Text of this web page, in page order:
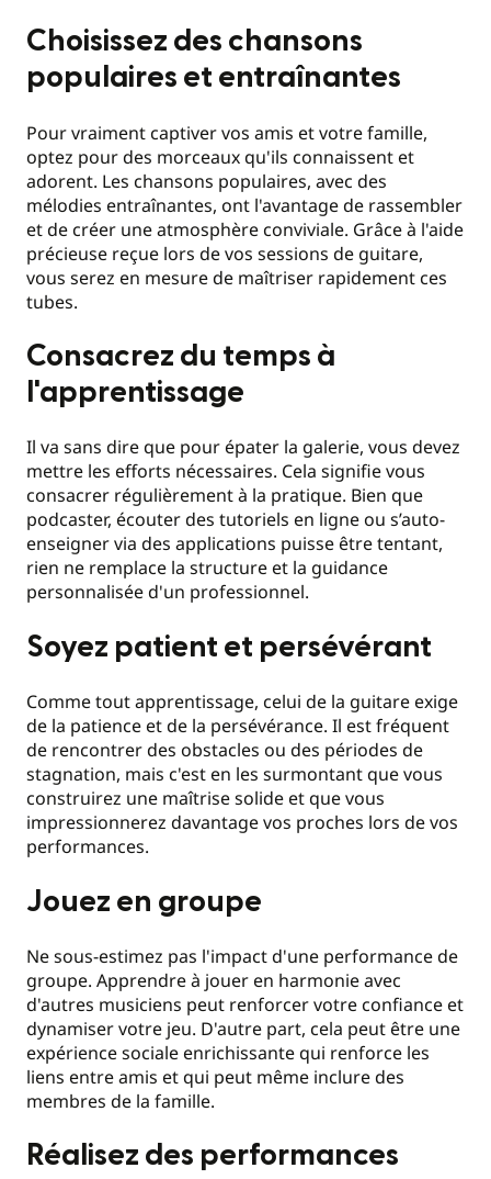
Choisissez des chansons
populaires et entraînantes
Pour vraiment captiver vos amis et votre famille,
optez pour des morceaux qu'ils connaissent et
adorent. Les chansons populaires, avec des
mélodies entraînantes, ont l'avantage de rassembler
et de créer une atmosphère conviviale. Grâce à l'aide
précieuse reçue lors de vos sessions de guitare,
vous serez en mesure de maîtriser rapidement ces
tubes.
Consacrez du temps à
l'apprentissage
Il va sans dire que pour épater la galerie, vous devez
mettre les efforts nécessaires. Cela signifie vous
consacrer régulièrement à la pratique. Bien que
podcaster, écouter des tutoriels en ligne ou s’auto-
enseigner via des applications puisse être tentant,
rien ne remplace la structure et la guidance
personnalisée d'un professionnel.
Soyez patient et persévérant
Comme tout apprentissage, celui de la guitare exige
de la patience et de la persévérance. Il est fréquent
de rencontrer des obstacles ou des périodes de
stagnation, mais c'est en les surmontant que vous
construirez une maîtrise solide et que vous
impressionnerez davantage vos proches lors de vos
performances.
Jouez en groupe
Ne sous-estimez pas l'impact d'une performance de
groupe. Apprendre à jouer en harmonie avec
d'autres musiciens peut renforcer votre confiance et
dynamiser votre jeu. D'autre part, cela peut être une
expérience sociale enrichissante qui renforce les
liens entre amis et qui peut même inclure des
membres de la famille.
Réalisez des performances